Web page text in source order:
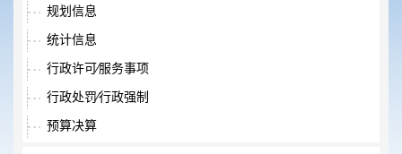
规划信息
统计信息
行政许可⁄服务事项
行政处罚⁄行政强制
预算决算